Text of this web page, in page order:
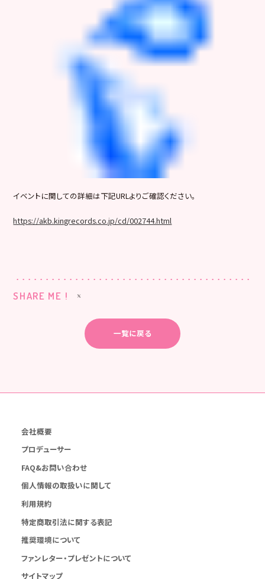
イベントに関しての詳細は下記URLよりご確認ください。
https://akb.kingrecords.co.jp/cd/002744.html
SHARE ME !
一覧に戻る
会社概要
プロデューサー
FAQ&お問い合わせ
個人情報の取扱いに関して
利用規約
特定商取引法に関する表記
推奨環境について
ファンレター・プレゼントについて
サイトマップ